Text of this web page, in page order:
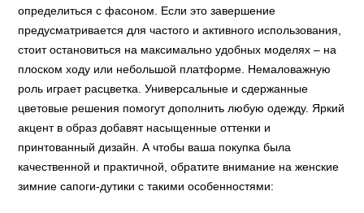
определиться с фасоном. Если это завершение
предусматривается для частого и активного использования,
стоит остановиться на максимально удобных моделях – на
плоском ходу или небольшой платформе. Немаловажную
роль играет расцветка. Универсальные и сдержанные
цветовые решения помогут дополнить любую одежду. Яркий
акцент в образ добавят насыщенные оттенки и
принтованный дизайн. А чтобы ваша покупка была
качественной и практичной, обратите внимание на женские
зимние сапоги-дутики с такими особенностями: